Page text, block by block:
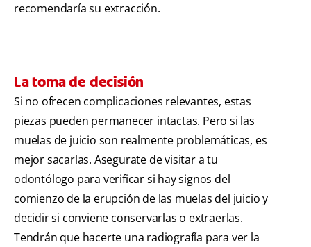
recomendaría su extracción.
La toma de decisión
Si no ofrecen complicaciones relevantes, estas
piezas pueden permanecer intactas. Pero si las
muelas de juicio son realmente problemáticas, es
mejor sacarlas. Asegurate de visitar a tu
odontólogo para verificar si hay signos del
comienzo de la erupción de las muelas del juicio y
decidir si conviene conservarlas o extraerlas.
Tendrán que hacerte una radiografía para ver la